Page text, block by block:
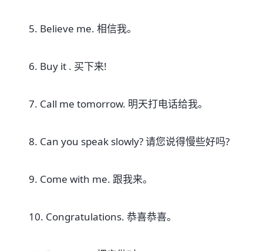
5. Believe me. 相信我。
6. Buy it . 买下来!
7. Call me tomorrow. 明天打电话给我。
8. Can you speak slowly? 请您说得慢些好吗?
9. Come with me. 跟我来。
10. Congratulations. 恭喜恭喜。